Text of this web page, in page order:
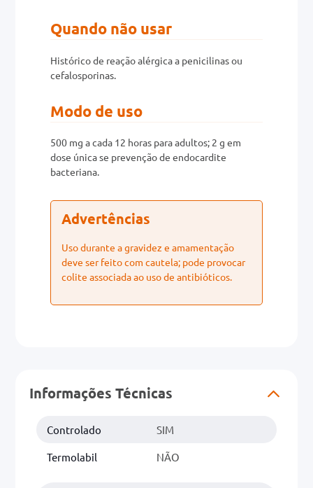
Quando não usar
Histórico de reação alérgica a penicilinas ou
cefalosporinas.
Modo de uso
500 mg a cada 12 horas para adultos; 2 g em
dose única se prevenção de endocardite
bacteriana.
Advertências
Uso durante a gravidez e amamentação
deve ser feito com cautela; pode provocar
colite associada ao uso de antibióticos.
Informações Técnicas
Controlado SIM
Termolabil NÃO